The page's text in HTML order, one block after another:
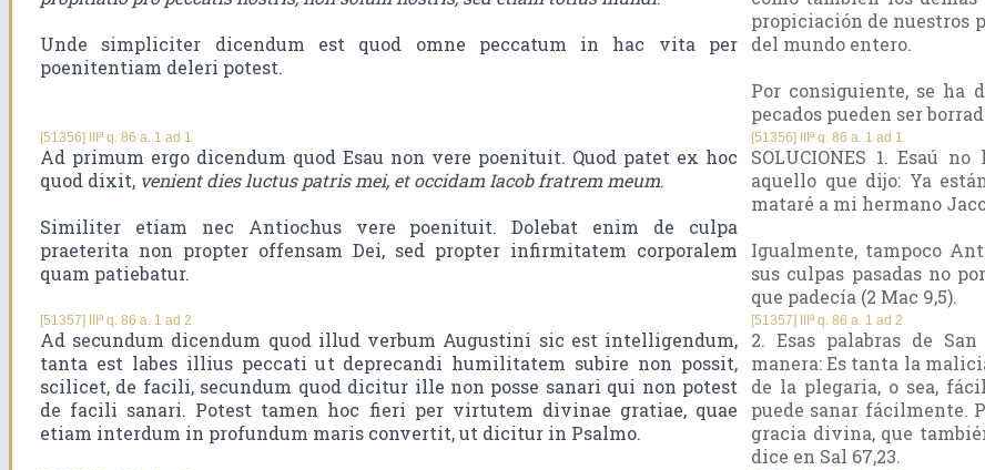
Unde simpliciter dicendum est quod omne peccatum in hac vita per
poenitentiam deleri potest.
propiciación de nuestros
del mundo entero.
Por consiguiente, se ha
pecados pueden ser
[51356] IIIª q. 86 a. 1 ad 1
Ad primum ergo dicendum quod Esau non vere poenituit. Quod patet ex hoc
quod dixit, venient dies luctus patris mei, et occidam Iacob fratrem meum.
Similiter etiam nec Antiochus vere poenituit. Dolebat enim de culpa
praeterita non propter offensam Dei, sed propter infirmitatem corporalem
quam patiebatur.
[51356] IIIª q. 86 a. 1 ad 1
SOLUCIONES 1. Esaú
aquello que dijo: Ya
mataré a mi hermano
Igualmente, tampoco
sus culpas pasadas no
que padecía (2 Mac 9,5).
[51357] IIIª q. 86 a. 1 ad 2
Ad secundum dicendum quod illud verbum Augustini sic est intelligendum,
tanta est labes illius peccati ut deprecandi humilitatem subire non possit,
scilicet, de facili, secundum quod dicitur ille non posse sanari qui non potest
de facili sanari. Potest tamen hoc fieri per virtutem divinae gratiae, quae
etiam interdum in profundum maris convertit, ut dicitur in Psalmo.
[51357] IIIª q. 86 a. 1 ad 2
2. Esas palabras de
manera: Es tanta la
de la plegaria, o sea,
puede sanar fácilmente.
gracia divina, que
dice en Sal 67,23.